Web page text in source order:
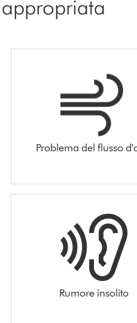
Problema del flusso
Rumore insolito